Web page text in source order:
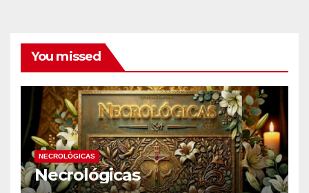
You missed
NECROLÓGICAS
Necrológicas